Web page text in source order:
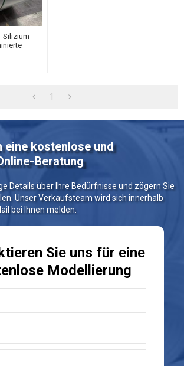
Silizium-
1
eine kostenlose und
Beratung
Details über Ihre Bedürfnisse und zögern Sie
Unser Verkaufsteam wird sich innerhalb
bei Ihnen melden.
Sie uns für eine
Modellierung